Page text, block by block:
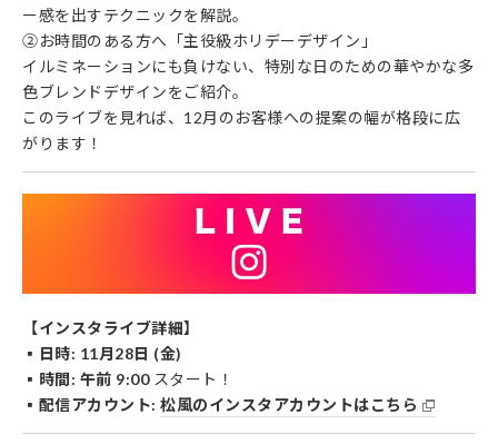
ー感を出すテクニックを解説。
②お時間のある方へ「主役級ホリデーデザイン」
イルミネーションにも負けない、特別な日のための華やかな多
色ブレンドデザインをご紹介。
このライブを見れば、12月のお客様への提案の幅が格段に広
がります！
【インスタライブ詳細】
▪️日時: 11月28日 (金)
▪️時間: 午前 9:00スタート！
▪️配信アカウント: 松風のインスタアカウントはこちら